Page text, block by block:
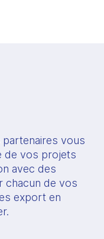
vous
de vos projets
avec des
chacun de vos
export en